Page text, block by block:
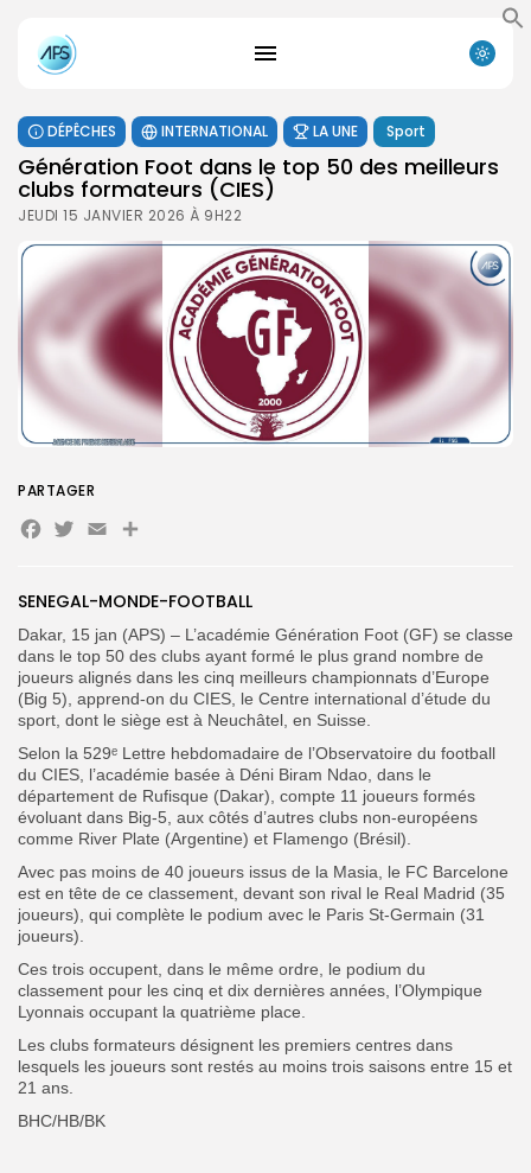
for:
FR
DÉPÊCHES INTERNATIONAL LA UNE Sport
Génération Foot dans le top 50 des meilleurs
clubs formateurs (CIES)
JEUDI 15 JANVIER 2026 À 9H22
SENEGAL-MONDE-FOOTBALL
Dakar, 15 jan (APS) – L’académie Génération Foot (GF) se classe
dans le top 50 des clubs ayant formé le plus grand nombre de
joueurs alignés dans les cinq meilleurs championnats d’Europe
(Big 5), apprend-on du CIES, le Centre international d’étude du
sport, dont le siège est à Neuchâtel, en Suisse.
Selon la 529ᵉ Lettre hebdomadaire de l’Observatoire du football
du CIES, l’académie basée à Déni Biram Ndao, dans le
département de Rufisque (Dakar), compte 11 joueurs formés
évoluant dans Big-5, aux côtés d’autres clubs non-européens
comme River Plate (Argentine) et Flamengo (Brésil).
Avec pas moins de 40 joueurs issus de la Masia, le FC Barcelone
est en tête de ce classement, devant son rival le Real Madrid (35
joueurs), qui complète le podium avec le Paris St-Germain (31
joueurs).
Ces trois occupent, dans le même ordre, le podium du
classement pour les cinq et dix dernières années, l’Olympique
Lyonnais occupant la quatrième place.
Les clubs formateurs désignent les premiers centres dans
lesquels les joueurs sont restés au moins trois saisons entre 15 et
21 ans.
BHC/HB/BK
PARTAGER
Facebook
Twitter
EmailPartager